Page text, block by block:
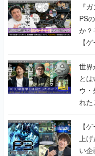
『
PS
か？
【
世界
と
ウ
れた
画書
【
上げ
い企